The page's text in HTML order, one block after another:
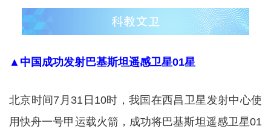
▲中国成功发射巴基斯坦遥感卫星01星
北京时间7月31日10时，我国在西昌卫星发射中心使
用快舟一号甲运载火箭，成功将巴基斯坦遥感卫星01